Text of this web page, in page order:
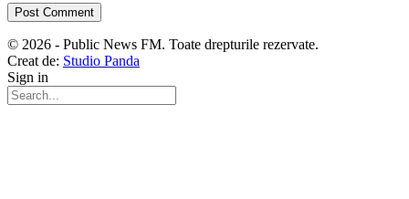
© 2026 - Public News FM. Toate drepturile rezervate.
Creat de: Studio Panda
Sign in